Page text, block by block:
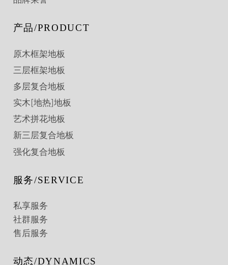
产品/PRODUCT
原木框架地板
三层框架地板
多层复合地板
实木[地热]地板
艺术拼花地板
新三层复合地板
强化复合地板
服务/SERVICE
私享服务
社群服务
售后服务
动态/DYNAMICS